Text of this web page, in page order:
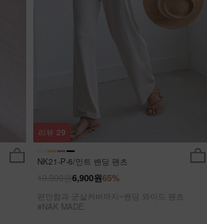
NK21-P-6/인트 밴딩 팬츠
65%
6,900원
편안함과 군살커버까지~밴딩 와이드 팬츠
#NAK MADE.
리뷰 29